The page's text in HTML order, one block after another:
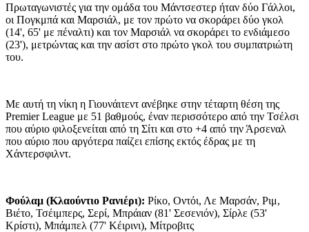
Πρωταγωνιστές για την ομάδα του Μάντσεστερ ήταν δύο Γάλλοι,
οι Πογκμπά και Μαρσιάλ, με τον πρώτο να σκοράρει δύο γκολ
(14', 65' με πέναλτι) και τον Μαρσιάλ να σκοράρει το ενδιάμεσο
(23'), μετρώντας και την ασίστ στο πρώτο γκολ του συμπατριώτη
του.
Με αυτή τη νίκη η Γιουνάιτεντ ανέβηκε στην τέταρτη θέση της
Premier League με 51 βαθμούς, έναν περισσότερο από την Τσέλσι
που αύριο φιλοξενείται από τη Σίτι και στο +4 από την Άρσεναλ
που αύριο που αργότερα παίζει επίσης εκτός έδρας με τη
Χάντερσφιλντ.
Φούλαμ (Κλαούντιο Ρανιέρι): Ρίκο, Οντόι, Λε Μαρσάν, Ριμ,
Βιέτο, Τσέιμπερς, Σερί, Μπράιαν (81' Σεσενιόν), Σίρλε (53'
Κρίστι), Μπάμπελ (77' Κέιρινι), Μίτροβιτς